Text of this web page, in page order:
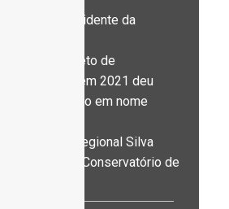
ensemble residente da
um projeto de
RECAST, que em 2021 deu
primeiro disco em nome
Regional Silva
Alhandra e no Conservatório de